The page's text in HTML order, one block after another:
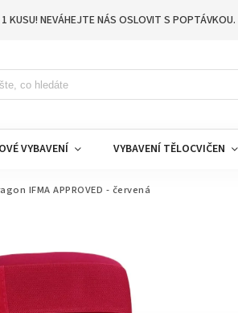
KUSU! NEVÁHEJTE NÁS OSLOVIT S POPTÁVKOU.
VYBAVENÍ VYBAVENÍ TĚLOCVIČEN
IFMA APPROVED - červená